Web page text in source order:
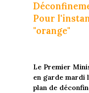
Pour
"orange"
Le Premier
en garde mardi
plan de